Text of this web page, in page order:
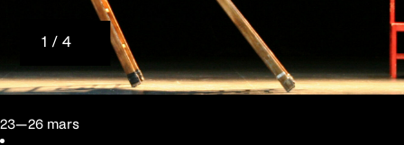
1 / 4
23—26 mars